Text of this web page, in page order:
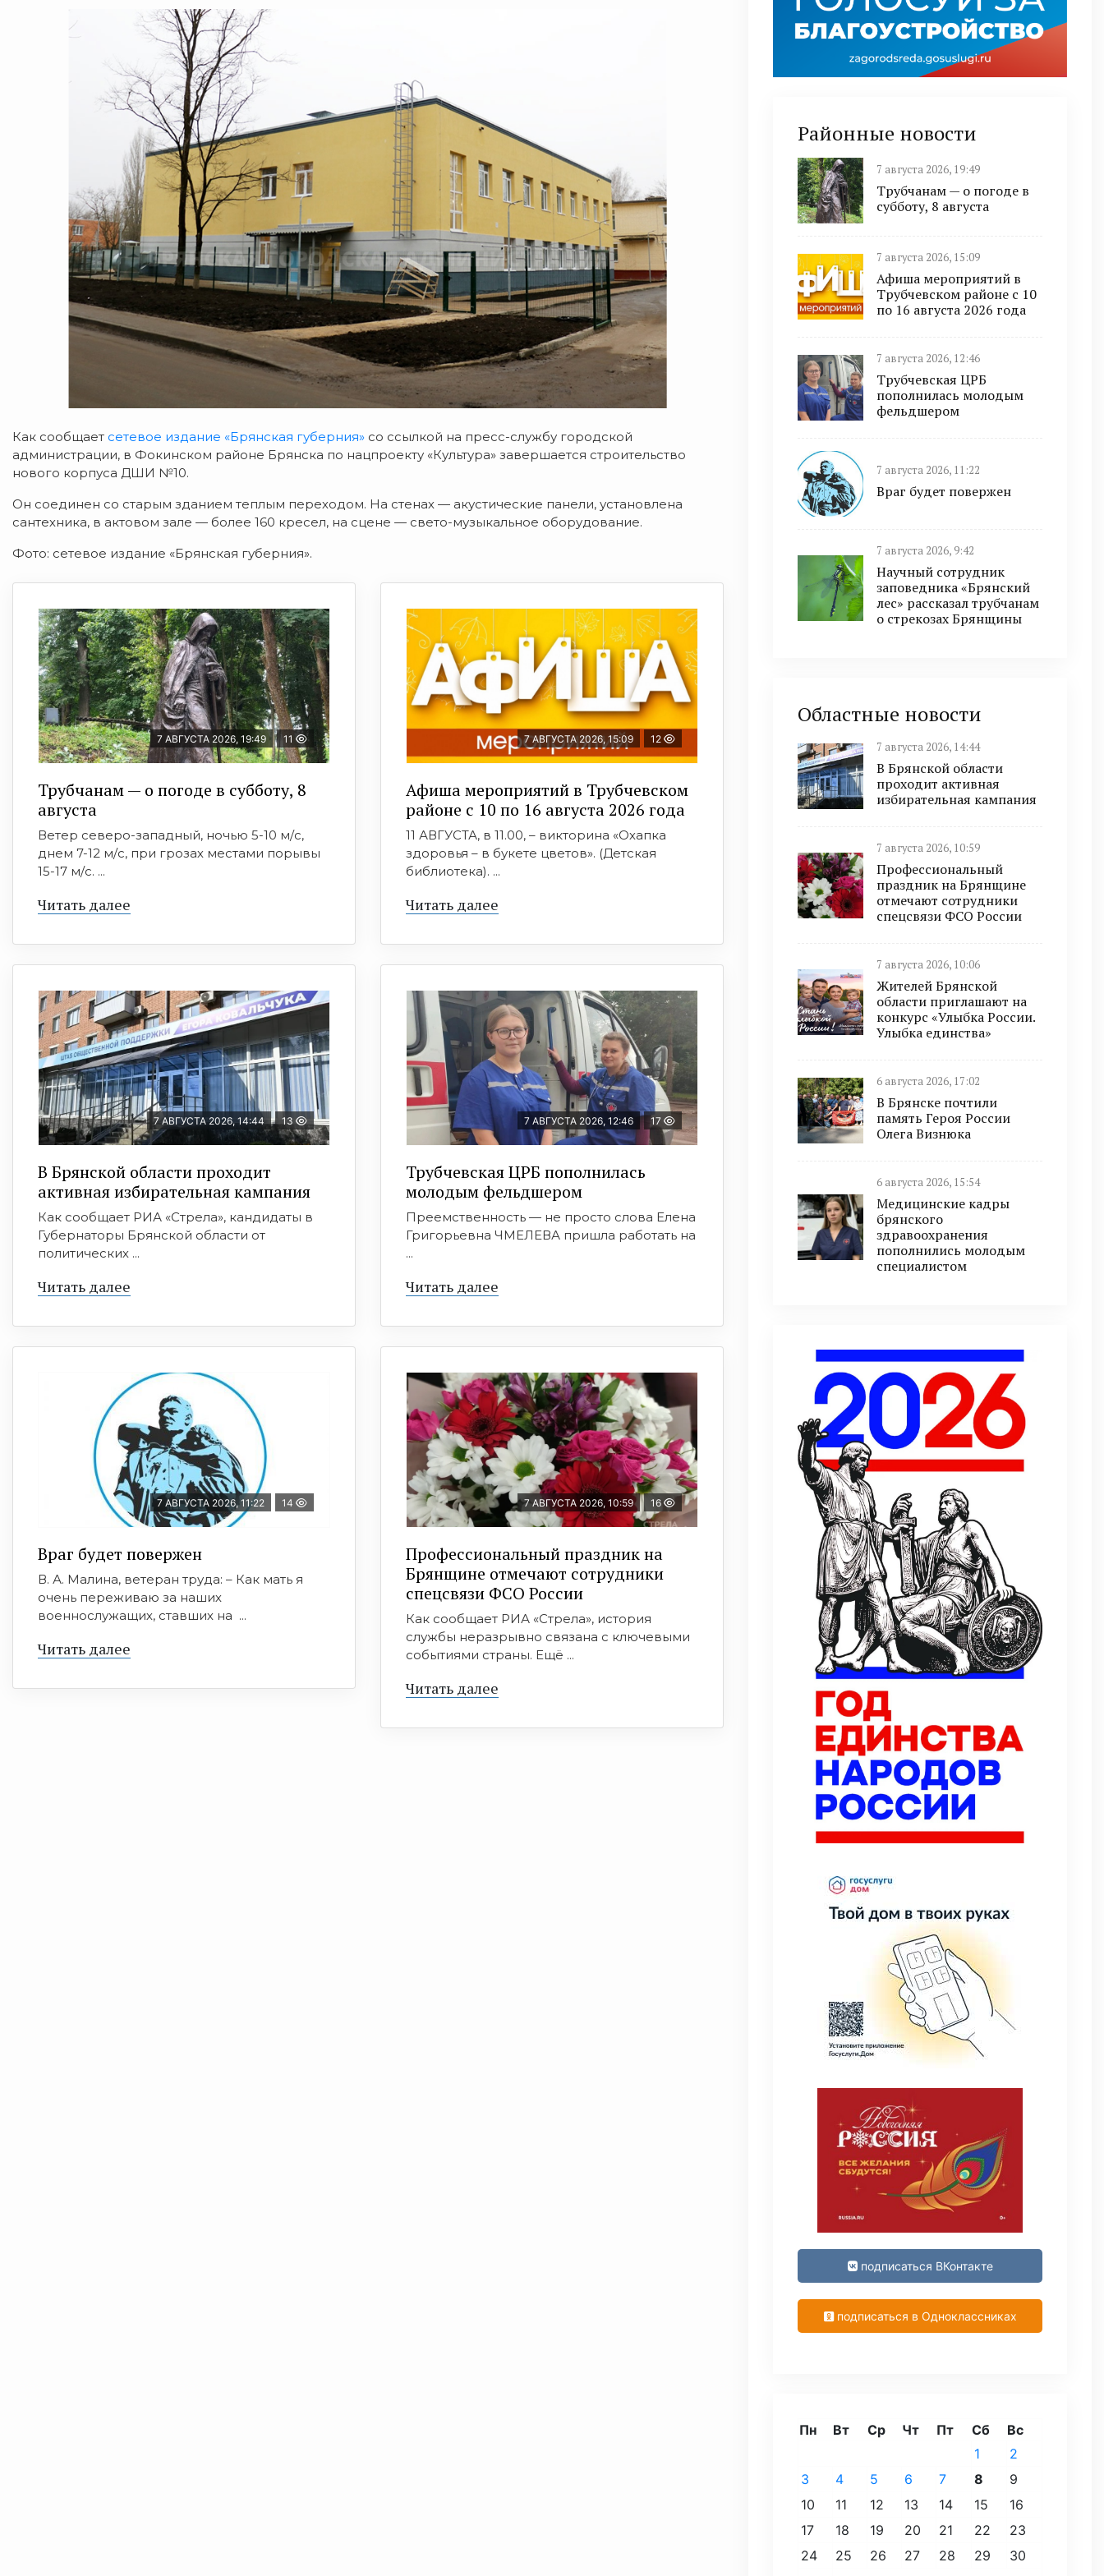
Как сообщает сетевое издание «Брянская губерния» со ссылкой на пресс-службу городской
администрации, в Фокинском районе Брянска по нацпроекту «Культура» завершается строительство
нового корпуса ДШИ №10.
Он соединен со старым зданием теплым переходом. На стенах — акустические панели, установлена
сантехника, в актовом зале — более 160 кресел, на сцене — свето-музыкальное оборудование.
Фото: сетевое издание «Брянская губерния».
7 АВГУСТА 2026, 19:49 11
Трубчанам — о погоде в субботу, 8
августа
Ветер северо-западный, ночью 5-10 м/с,
днем 7-12 м/с, при грозах местами порывы
15-17 м/с. ...
Читать далее
7 АВГУСТА 2026, 15:09 12
Афиша мероприятий в Трубчевском
районе с 10 по 16 августа 2026 года
11 АВГУСТА, в 11.00, – викторина «Охапка
здоровья – в букете цветов». (Детская
библиотека). ...
Читать далее
7 АВГУСТА 2026, 14:44 13
В Брянской области проходит
активная избирательная кампания
Как сообщает РИА «Стрела», кандидаты в
Губернаторы Брянской области от
политических ...
Читать далее
7 АВГУСТА 2026, 12:46 17
Трубчевская ЦРБ пополнилась
молодым фельдшером
Преемственность — не просто слова Елена
Григорьевна ЧМЕЛЕВА пришла работать на
...
Читать далее
7 АВГУСТА 2026, 11:22 14
Враг будет повержен
В. А. Малина, ветеран труда: – Как мать я
очень переживаю за наших
военнослужащих, ставших на ...
Читать далее
7 АВГУСТА 2026, 10:59 16
Профессиональный праздник на
Брянщине отмечают сотрудники
спецсвязи ФСО России
Как сообщает РИА «Стрела», история
службы неразрывно связана с ключевыми
событиями страны. Ещё ...
Читать далее
Районные новости
7 августа 2026, 19:49
Трубчанам — о погоде в
субботу, 8 августа
7 августа 2026, 15:09
Афиша мероприятий в
Трубчевском районе с 10
по 16 августа 2026 года
7 августа 2026, 12:46
Трубчевская ЦРБ
пополнилась молодым
фельдшером
7 августа 2026, 11:22
Враг будет повержен
7 августа 2026, 9:42
Научный сотрудник
заповедника «Брянский
лес» рассказал трубчанам
о стрекозах Брянщины
Областные новости
7 августа 2026, 14:44
В Брянской области
проходит активная
избирательная кампания
7 августа 2026, 10:59
Профессиональный
праздник на Брянщине
отмечают сотрудники
спецсвязи ФСО России
7 августа 2026, 10:06
Жителей Брянской
области приглашают на
конкурс «Улыбка России.
Улыбка единства»
6 августа 2026, 17:02
В Брянске почтили
память Героя России
Олега Визнюка
6 августа 2026, 15:54
Медицинские кадры
брянского
здравоохранения
пополнились молодым
специалистом
подписаться ВКонтакте
подписаться в Одноклассниках
Пн Вт Ср Чт Пт Сб
Вс
1
2
3
4 5 6 7 8
9
10
11 12 13 14 15
16
17
18 19 20 21 22
23
24
25 26 27 28 29
30